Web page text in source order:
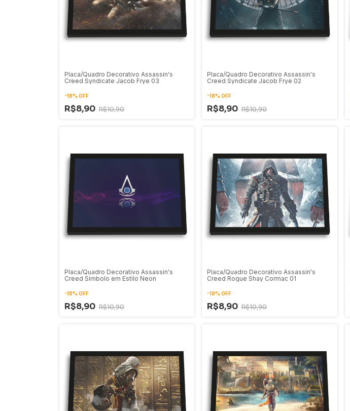
Placa/Quadro Decorativo Assassin's
Creed Syndicate Jacob Frye 03
-18% OFF
R$8,90 R$10,90
Placa/Quadro Decorativo Assassin's
Creed Syndicate Jacob Frye 02
-18%OFF
R$8,90 R$10,90
Placa/Quadro Decorativo Assassin's
Creed Símbolo em Estilo Neon
-18% OFF
R$8,90 R$10,90
Placa/Quadro Decorativo Assassin's
Creed Rogue Shay Cormac 01
-18%OFF
R$8,90 R$10,90